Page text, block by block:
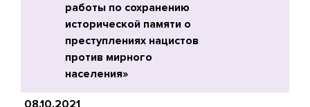
работы по сохранению
исторической памяти о
преступлениях нацистов
против мирного
населения»